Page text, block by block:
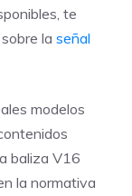
te
la señal
modelos
baliza V16
la normativa